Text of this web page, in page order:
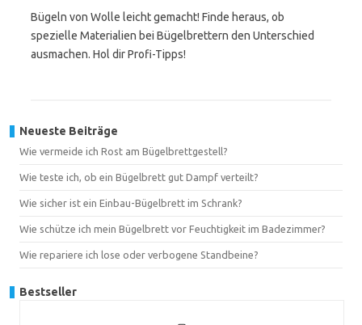
Bügeln von Wolle leicht gemacht! Finde heraus, ob
spezielle Materialien bei Bügelbrettern den Unterschied
ausmachen. Hol dir Profi-Tipps!
Neueste Beiträge
Wie vermeide ich Rost am Bügelbrettgestell?
Wie teste ich, ob ein Bügelbrett gut Dampf verteilt?
Wie sicher ist ein Einbau-Bügelbrett im Schrank?
Wie schütze ich mein Bügelbrett vor Feuchtigkeit im Badezimmer?
Wie repariere ich lose oder verbogene Standbeine?
Bestseller